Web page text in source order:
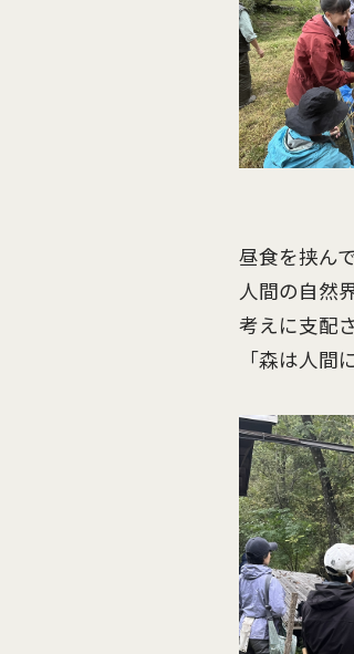
昼食を挟ん
人間の自然
考えに支配
「森は人間